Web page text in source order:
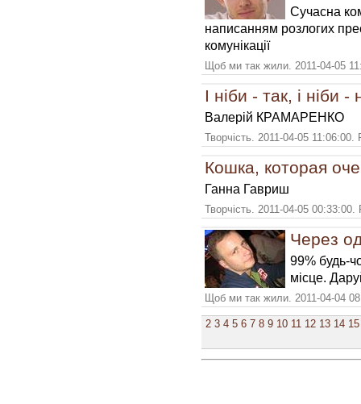
Сучасна
написанням розлогих
комунікації
Щоб ми так жили. 2011-04-05
І ніби - так, і ніби -
Валерій КРАМАРЕНКО
Творчість. 2011-04-05
Кошка, которая
Ганна Гавриш
Творчість. 2011-04-05
Через
99% будь-
місце.
Щоб ми так жили. 2011-04-04
2 3 4 5 6 7 8 9 10 11 12 13 14 15